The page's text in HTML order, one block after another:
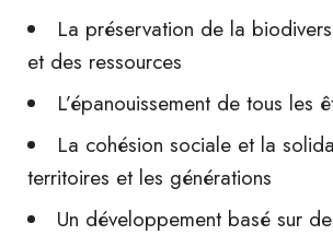
La préservation de la
et des ressources
L’épanouissement de tous les
La cohésion sociale et la
territoires et les générations
Un développement basé sur